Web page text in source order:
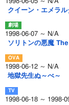
クイーン・エメラル
1998-06-07 ～ N/A
ソリトンの悪魔
1998-06-12 ～ N/A
地獄先生ぬ～べ～
1998-06-18 ～ 1998-